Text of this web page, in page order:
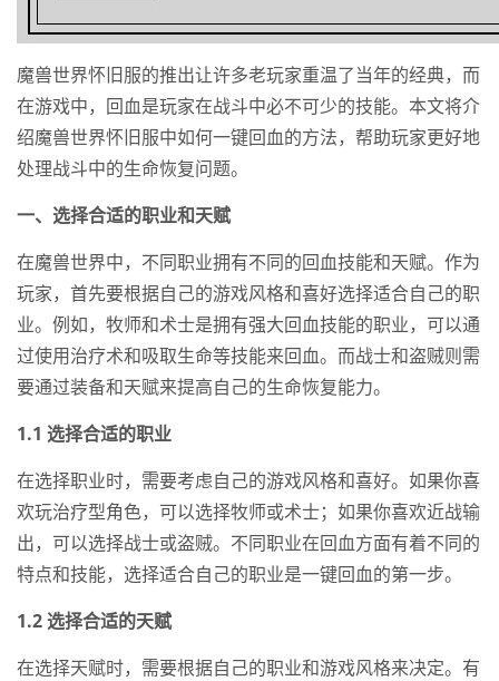
魔兽世界怀旧服的推出让许多老玩家重温了当年的经典，而
在游戏中，回血是玩家在战斗中必不可少的技能。本文将介
绍魔兽世界怀旧服中如何一键回血的方法，帮助玩家更好地
处理战斗中的生命恢复问题。
一、选择合适的职业和天赋
在魔兽世界中，不同职业拥有不同的回血技能和天赋。作为
玩家，首先要根据自己的游戏风格和喜好选择适合自己的职
业。例如，牧师和术士是拥有强大回血技能的职业，可以通
过使用治疗术和吸取生命等技能来回血。而战士和盗贼则需
要通过装备和天赋来提高自己的生命恢复能力。
1.1 选择合适的职业
在选择职业时，需要考虑自己的游戏风格和喜好。如果你喜
欢玩治疗型角色，可以选择牧师或术士；如果你喜欢近战输
出，可以选择战士或盗贼。不同职业在回血方面有着不同的
特点和技能，选择适合自己的职业是一键回血的第一步。
1.2 选择合适的天赋
在选择天赋时，需要根据自己的职业和游戏风格来决定。有